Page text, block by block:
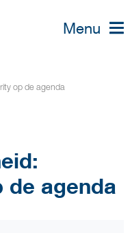
Menu
op de agenda
de agenda